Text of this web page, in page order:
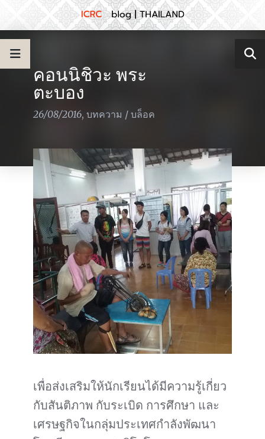
คอนนิชิวะ พระ
ตะบอง
26/08/2016, บทความ / บล็อค
เพื่อส่งเสริมให้นักเรียนได้มีความรู้เกี่ยว
กับสันติภาพ กับระเบิด การศึกษา และ
เศรษฐกิจในกลุ่มประเทศกำลังพัฒนา